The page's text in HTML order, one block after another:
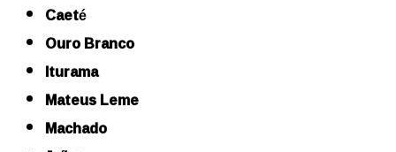
Caeté
Ouro Branco
Iturama
Mateus Leme
Machado